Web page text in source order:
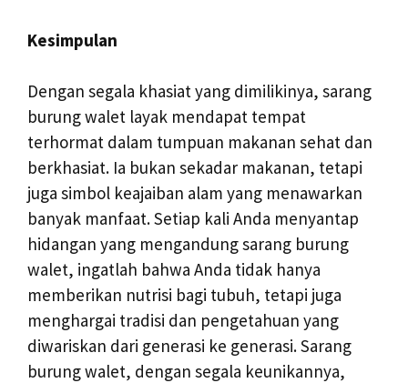
Kesimpulan
Dengan segala khasiat yang dimilikinya, sarang
burung walet layak mendapat tempat
terhormat dalam tumpuan makanan sehat dan
berkhasiat. Ia bukan sekadar makanan, tetapi
juga simbol keajaiban alam yang menawarkan
banyak manfaat. Setiap kali Anda menyantap
hidangan yang mengandung sarang burung
walet, ingatlah bahwa Anda tidak hanya
memberikan nutrisi bagi tubuh, tetapi juga
menghargai tradisi dan pengetahuan yang
diwariskan dari generasi ke generasi. Sarang
burung walet, dengan segala keunikannya,